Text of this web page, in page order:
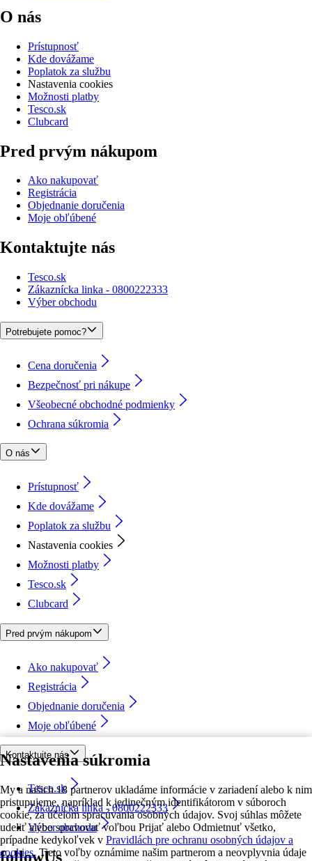
Nastavenia súkromia
My a našich 18 partnerov ukladáme informácie v zariadení alebo k nim
pristupujeme, napríklad k jedinečným identifikátorom v súboroch
cookie, za účelom spracúvania osobných údajov. Svoj súhlas môžete
udeliť alebo spravovať voľbou Prijať alebo Odmietnuť všetko,
prípadne kedykoľvek v Pravidlách pre ochranu osobných údajov a
cookies. Tieto voľby oznámime našim partnerom a neovplyvnia údaje
O nás
Prístupnosť
Kde dovážame
Poplatok za službu
Nastavenia cookies
Možnosti platby
Tesco.sk
Clubcard
Pred prvým nákupom
Ako nakupovať
Registrácia
Objednanie doručenia
Moje obľúbené
Kontaktujte nás
Tesco.sk
Zákaznícka linka - 0800222333
Výber obchodu
Potrebujete pomoc?
Cena doručenia
Bezpečnosť pri nákupe
Všeobecné obchodné podmienky
Ochrana súkromia
O nás
Prístupnosť
Kde dovážame
Poplatok za službu
Nastavenia cookies
Možnosti platby
Tesco.sk
Clubcard
Pred prvým nákupom
Ako nakupovať
Registrácia
Objednanie doručenia
Moje obľúbené
Kontaktujte nás
Tesco.sk
Zákaznícka linka - 0800222333
Výber obchodu
followUs